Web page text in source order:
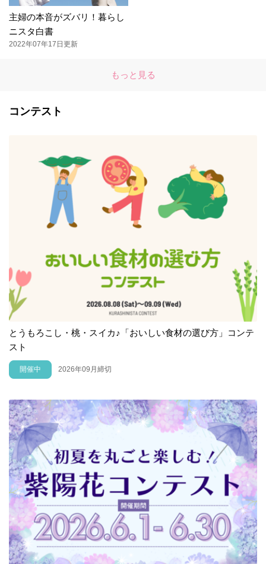
主婦の本音がズバリ！暮らし
ニスタ白書
2022年07年17日更新
もっと見る
コンテスト
とうもろこし・桃・スイカ♪「おいしい食材の選び方」コンテ
スト
開催中 2026年09月締切